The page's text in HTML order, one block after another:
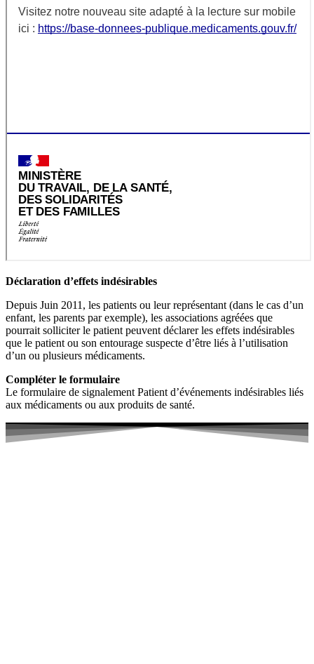
Déclaration d’effets indésirables
Depuis Juin 2011, les patients ou leur représentant (dans le cas d’un
enfant, les parents par exemple), les associations agréées que
pourrait solliciter le patient peuvent déclarer les effets indésirables
que le patient ou son entourage suspecte d’être liés à l’utilisation
d’un ou plusieurs médicaments.
Compléter le formulaire
Le formulaire de signalement Patient d’événements indésirables liés
aux médicaments ou aux produits de santé.